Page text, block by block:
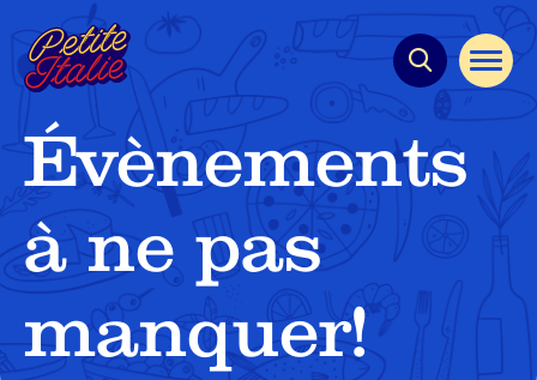
Navigation
rapide
Ouvrir
la
du
Évènements
à ne pas
manquer!